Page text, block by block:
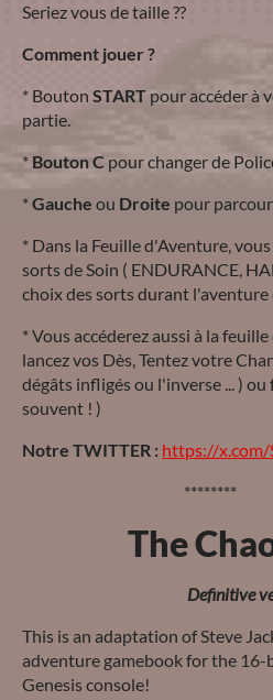
Seriez vous de taille ??
Comment jouer ?
* Bouton START pour accéder à
partie.
* Bouton C pour changer de
*Gauche ou Droite pour
* Dans la Feuille d'Aventure,
sorts de Soin ( ENDURANCE,
choix des sorts durant
* Vous accéderez aussi à la
lancez vos Dès, Tentez votre
dégâts infligés ou l'inverse ... )
souvent ! )
Notre TWITTER : https://x.com/
********
The
Definitive
This is an adaptation of Steve
adventure gamebook for the 16-
Genesis console!